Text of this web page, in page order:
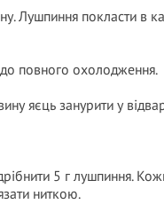
Лушпиння покласти в
повного охолодження.
яєць занурити у
5 г лушпиння.
ниткою.